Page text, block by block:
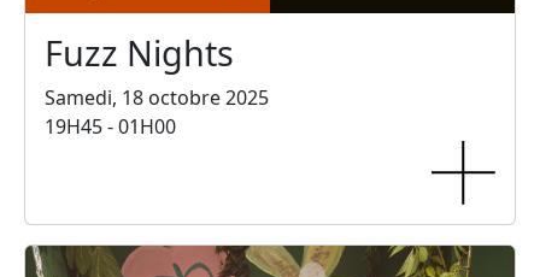
Fuzz Nights
Samedi, 18 octobre 2025
19H45 - 01H00